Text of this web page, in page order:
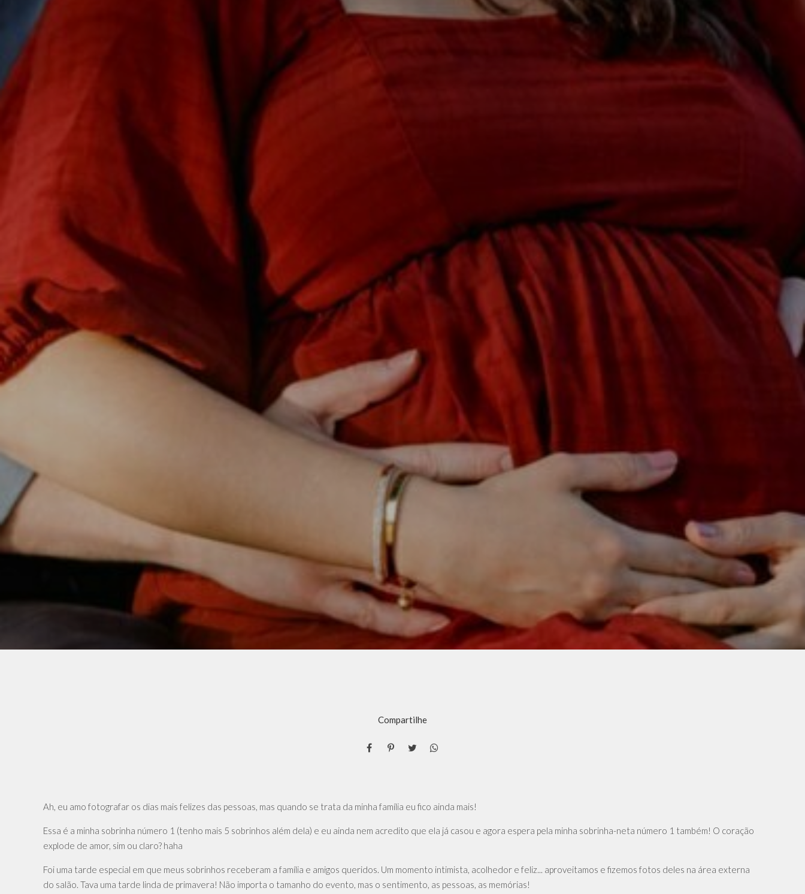
Compartilhe
Ah, eu amo fotografar os dias mais felizes das pessoas, mas quando se trata da minha família eu fico ainda mais!
Essa é a minha sobrinha número 1 (tenho mais 5 sobrinhos além dela) e eu ainda nem acredito que ela já casou e agora espera pela minha sobrinha-neta número 1 também! O coração
explode de amor, sim ou claro? haha
Foi uma tarde especial em que meus sobrinhos receberam a família e amigos queridos. Um momento intimista, acolhedor e feliz... aproveitamos e fizemos fotos deles na área externa
do salão. Tava uma tarde linda de primavera! Não importa o tamanho do evento, mas o sentimento, as pessoas, as memórias!